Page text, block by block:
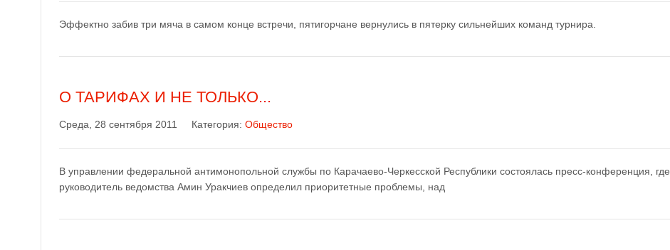
Эффектно забив три мяча в самом конце встречи, пятигорчане вернулись в пятерку сильнейших команд турнира.
О ТАРИФАХ И НЕ ТОЛЬКО...
Среда, 28 сентября 2011 Категория: Общество
В управлении федеральной антимонопольной службы по Карачаево-Черкесской Республики состоялась пресс-конференция, где
руководитель ведомства Амин Уракчиев определил приоритетные проблемы, над